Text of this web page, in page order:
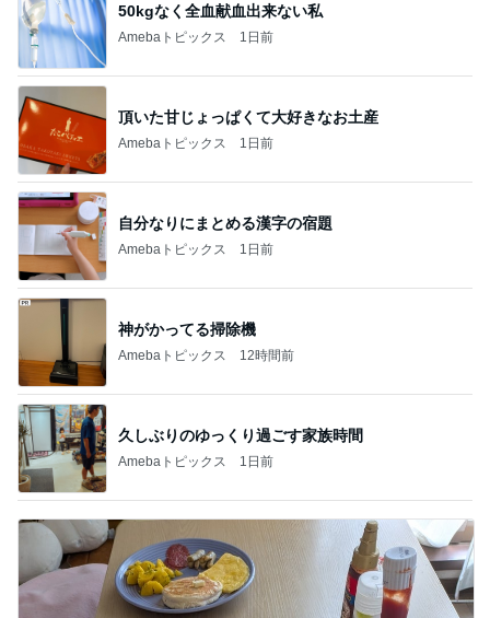
50kgなく全血献血出来ない私
Amebaトピックス 1日前
頂いた甘じょっぱくて大好きなお土産
Amebaトピックス 1日前
自分なりにまとめる漢字の宿題
Amebaトピックス 1日前
神がかってる掃除機
Amebaトピックス 12時間前
久しぶりのゆっくり過ごす家族時間
Amebaトピックス 1日前